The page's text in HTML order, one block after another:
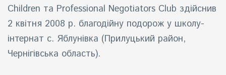
Children та Professional Negotiators Club здійснив
2 квітня 2008 р. благодійну подорож у школу-
інтернат c. Яблунівка (Прилуцький район,
Чернігівська область).